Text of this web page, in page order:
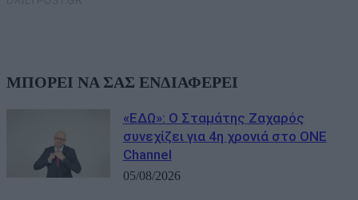
ΜΠΟΡΕΙ ΝΑ ΣΑΣ ΕΝΔΙΑΦΕΡΕΙ
«ΕΔΩ»: Ο Σταμάτης Ζαχαρός
συνεχίζει για 4η χρονιά στο ONE
Channel
05/08/2026